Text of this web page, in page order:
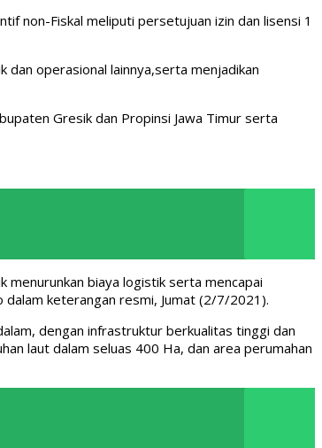
non-Fiskal meliputi persetujuan izin dan lisensi 1
operasional lainnya,serta menjadikan
Gresik dan Propinsi Jawa Timur serta
menurunkan biaya logistik serta mencapai
keterangan resmi, Jumat (2/7/2021).
dengan infrastruktur berkualitas tinggi dan
laut dalam seluas 400 Ha, dan area perumahan